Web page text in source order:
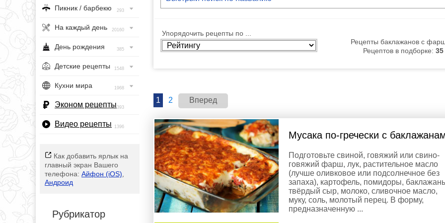
Пикник / барбекю 293
На каждый день 20160
День рождения 385
Детские рецепты 1548
Кухни мира 1968
Эконом рецепты393
Видео рецепты 1396
Как добавить ярлык на
главный экран Вашего
телефона: Айфон (iOS)
Андроид
Рубрикатор
Упорядочить рецепты по ...
Рецепты баклажанов с
Рецептов в подборке: 35
1 2 Вперед
Мусака по-гречески с
Подготовьте свиной, говяжий или свино-
говяжий фарш, лук, растительное масло
(лучше оливковое или подсолнечное без
запаха), картофель, помидоры,
твёрдый сыр, молоко, сливочное масло,
муку, соль, молотый перец. В форму,
предназначенную ...